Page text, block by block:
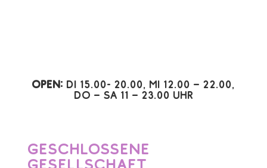
Open: Di 15.00- 20.00, Mi 12.00 – 22.00,
Do – Sa 11 – 23.00 Uhr
Geschlossene
Gesellschaft